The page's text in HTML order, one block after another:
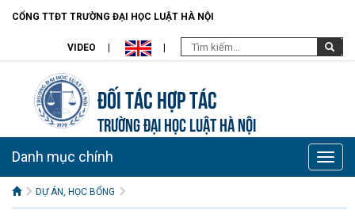
CỔNG TTĐT TRƯỜNG ĐẠI HỌC LUẬT HÀ NỘI
VIDEO
Đối tác hợp tác
TRƯỜNG ĐẠI HỌC LUẬT HÀ NỘI
Toggle
Danh mục chính
DỰ ÁN, HỌC BỔNG